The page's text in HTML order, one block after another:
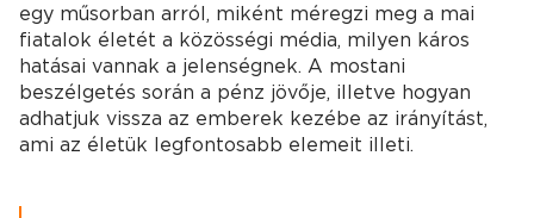
egy műsorban arról, miként méregzi meg a mai
fiatalok életét a közösségi média, milyen káros
hatásai vannak a jelenségnek. A mostani
beszélgetés során a pénz jövője, illetve hogyan
adhatjuk vissza az emberek kezébe az irányítást,
ami az életük legfontosabb elemeit illeti.